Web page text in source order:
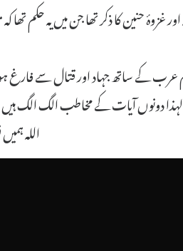
حنین کا ذکر تھا جن میں یہ حکم
کے ساتھ جہاد اور قتال سے فارغ
لہذا دونوں آیات کے مخاطب الگ الگ
اللہ